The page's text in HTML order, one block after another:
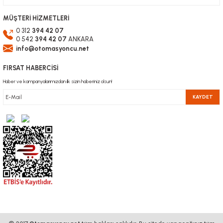
MÜŞTERİ HİZMETLERİ
0 312 394 42 07
0 542 394 42 07 ANKARA
info@otomasyoncu.net
FIRSAT HABERCİSİ
Haber ve kampanyalarımızdan ilk sizin haberiniz olsun!
KAYDET